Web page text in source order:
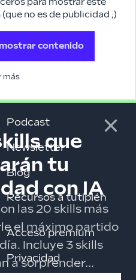
para mostrar este
no es de publicidad ;)
contenido
más
que
tu
con IA
las 20 skills más
el máximo partido
Incluye 3 skills
a sorprender...
Podcast
Newsletter
Blog
Recursos a tutiplén
Acceso premium
Privacidad